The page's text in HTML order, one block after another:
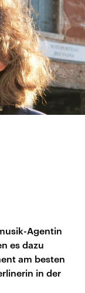
Agentin
es dazu
am besten
in der